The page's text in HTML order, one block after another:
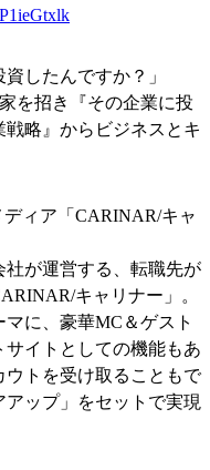
したんですか？」
を招き『その企業に投
略』からビジネスとキ
ィア「CARINAR/キャ
が運営する、転職先が
キャリナー」。
マに、豪華MC＆ゲスト
イトとしての機能もあ
ウトを受け取ることもで
ップ」をセットで実現